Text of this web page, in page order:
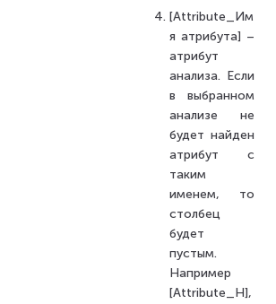
[Attribute_Им
я атрибута] –
атрибут
анализа. Если
в выбранном
анализе не
будет найден
атрибут с
таким
именем, то
столбец
будет
пустым.
Например
[Attribute_H],